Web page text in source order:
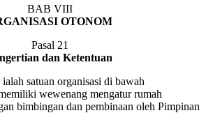
BAB VIII
OTONOM
Pasal 21
dan Ketentuan
satuan organisasi di bawah
wewenang mengatur rumah
bimbingan dan pembinaan oleh Pimpinan